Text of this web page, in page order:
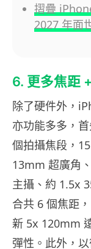
摺疊
2027 年面
6. 更多焦距
除了硬件外，
亦功能多多，
個拍攝焦段，
13mm 超廣角
主攝、約 1.5x
合共 6 個焦距
新 5x 120mm
彈性。此外，